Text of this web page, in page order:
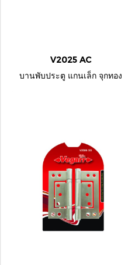
V2025 AC
บานพับประตู แกนเล็ก จุกทอง